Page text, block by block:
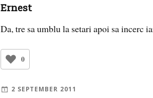
Ernest
Da, tre sa umblu la setari apoi sa incerc
0
2 SEPTEMBER 2011